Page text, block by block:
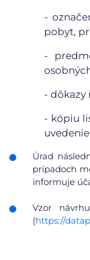
-
pobyt,
-
- dôkazy
- kópiu
Úrad
prípadoch
informuje
Vzor
(https://